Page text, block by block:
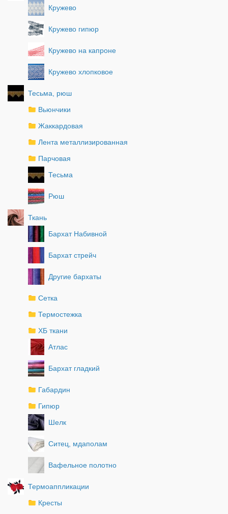
Кружево
Кружево гипюр
Кружево на капроне
Кружево хлопковое
Тесьма, рюш
Вьюнчики
Жаккардовая
Лента металлизированная
Парчовая
Тесьма
Рюш
Ткань
Бархат Набивной
Бархат стрейч
Другие бархаты
Сетка
Термостежка
ХБ ткани
Атлас
Бархат гладкий
Габардин
Гипюр
Шелк
Ситец, мдаполам
Вафельное полотно
Термоаппликации
Кресты